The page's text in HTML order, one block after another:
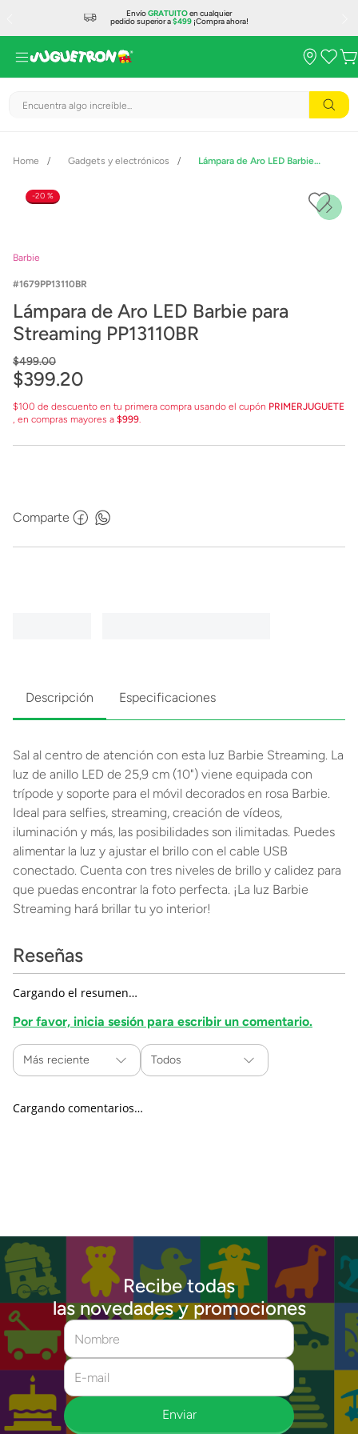
EnvíoGRATUITOen cualquier
pedido superior a$499¡Compra ahora!
Encuentra algo increíble...
Gadgets y electrónicos Lámpara de Aro LED Barbie para Streaming PP13110BR
20 %
Barbie
1679PP13110BR
Lámpara de Aro LED Barbie para
Streaming PP13110BR
$499.00
$399.20
$100 de descuento en tu primera compra usando el cupón PRIMERJUGUETE
, en compras mayores a $999.
Comparte
Descripción Especificaciones
Sal al centro de atención con esta luz Barbie Streaming. La
luz de anillo LED de 25,9 cm (10") viene equipada con
trípode y soporte para el móvil decorados en rosa Barbie.
Ideal para selfies, streaming, creación de vídeos,
iluminación y más, las posibilidades son ilimitadas. Puedes
alimentar la luz y ajustar el brillo con el cable USB
conectado. Cuenta con tres niveles de brillo y calidez para
que puedas encontrar la foto perfecta. ¡La luz Barbie
Streaming hará brillar tu yo interior!
Reseñas
Cargando el resumen…
Por favor, inicia sesión para escribir un comentario.
Más reciente Todos
Cargando comentarios…
Recibe todas
las novedades y promociones
Enviar